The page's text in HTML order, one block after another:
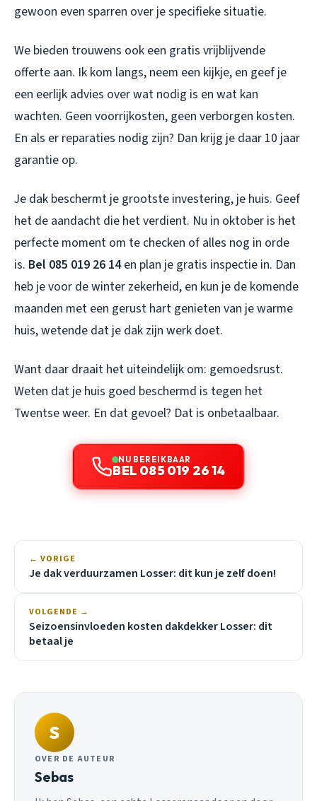
gewoon even sparren over je specifieke situatie.
We bieden trouwens ook een gratis vrijblijvende
offerte aan. Ik kom langs, neem een kijkje, en geef je
een eerlijk advies over wat nodig is en wat kan
wachten. Geen voorrijkosten, geen verborgen kosten.
En als er reparaties nodig zijn? Dan krijg je daar 10 jaar
garantie op.
Je dak beschermt je grootste investering, je huis. Geef
het de aandacht die het verdient. Nu in oktober is het
perfecte moment om te checken of alles nog in orde
is. Bel 085 019 26 14en plan je gratis inspectie in. Dan
heb je voor de winter zekerheid, en kun je de komende
maanden met een gerust hart genieten van je warme
huis, wetende dat je dak zijn werk doet.
Want daar draait het uiteindelijk om: gemoedsrust.
Weten dat je huis goed beschermd is tegen het
Twentse weer. En dat gevoel? Dat is onbetaalbaar.
NU BEREIKBAAR
BEL 085 019 26 14
← VORIGE
Je dak verduurzamen Losser: dit kun je zelf doen!
VOLGENDE →
Seizoensinvloeden kosten dakdekker Losser: dit
betaal je
S
OVER DE AUTEUR
Sebas